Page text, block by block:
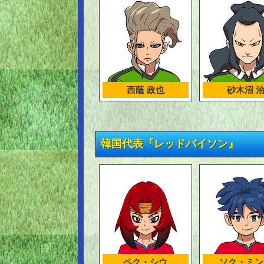
西蔭 政也 砂木沼 治
韓国代表『レッドバイソン』
ペク・シウ ソク・ミ